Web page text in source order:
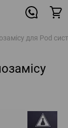
для Pod